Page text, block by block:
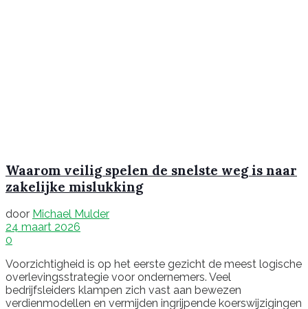
Waarom veilig spelen de snelste weg is naar
zakelijke mislukking
door Michael Mulder
24 maart 2026
0
Voorzichtigheid is op het eerste gezicht de meest logische
overlevingsstrategie voor ondernemers. Veel
bedrijfsleiders klampen zich vast aan bewezen
verdienmodellen en vermijden ingrijpende koerswijzigingen